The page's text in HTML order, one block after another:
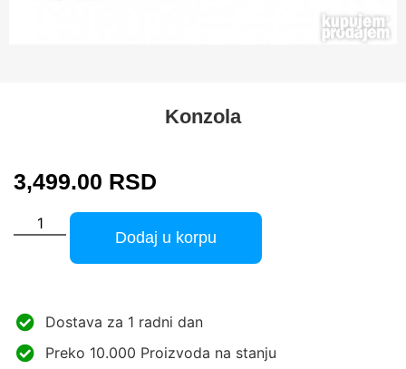
Konzola
3,499.00 RSD
Dodaj u korpu
Dostava za 1 radni dan
Preko 10.000 Proizvoda na stanju